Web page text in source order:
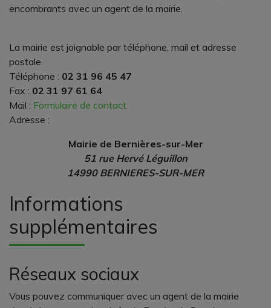
encombrants avec un agent de la mairie.
La mairie est joignable par téléphone, mail et adresse
postale.
Téléphone : 02 31 96 45 47
Fax : 02 31 97 61 64
Mail : Formulaire de contact.
Adresse :
Mairie de Bernières-sur-Mer
51 rue Hervé Léguillon
14990 BERNIERES-SUR-MER
Informations
supplémentaires
Réseaux sociaux
Vous pouvez communiquer avec un agent de la mairie